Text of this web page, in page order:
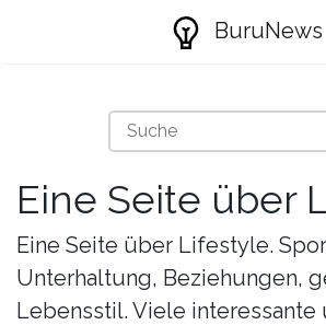
BuruNews
Eine Seite über
Eine Seite über Lifestyle.
Unterhaltung, Beziehungen,
Lebensstil. Viele interessante